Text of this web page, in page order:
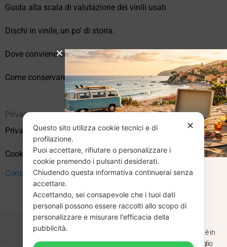
Guida alla scala di valutazione dei vinili usati
Dischi in vinile, un po’ di storia.
Dove conviene comprare vinili online?
Come conservare correttamente i vinili usati
Privacy
Privacy Policy
Cookie Policy (UE)
Consenso
✕
Questo sito utilizza cookie tecnici e di
profilazione.
Puoi accettare, rifiutare o personalizzare i
cookie premendo i pulsanti desiderati.
Chiudendo questa informativa continuerai senza
accettare.
Accettando, sei consapevole che i tuoi dati
personali possono essere raccolti allo scopo di
personalizzare e misurare l'efficacia della
pubblicità.
CHIUSURA
ESTIVA
Dal 29 luglio al 31 agosto venditaviniliusati.it è in
pausa estiva. Gli ordini ricevuti entro il 29 luglio